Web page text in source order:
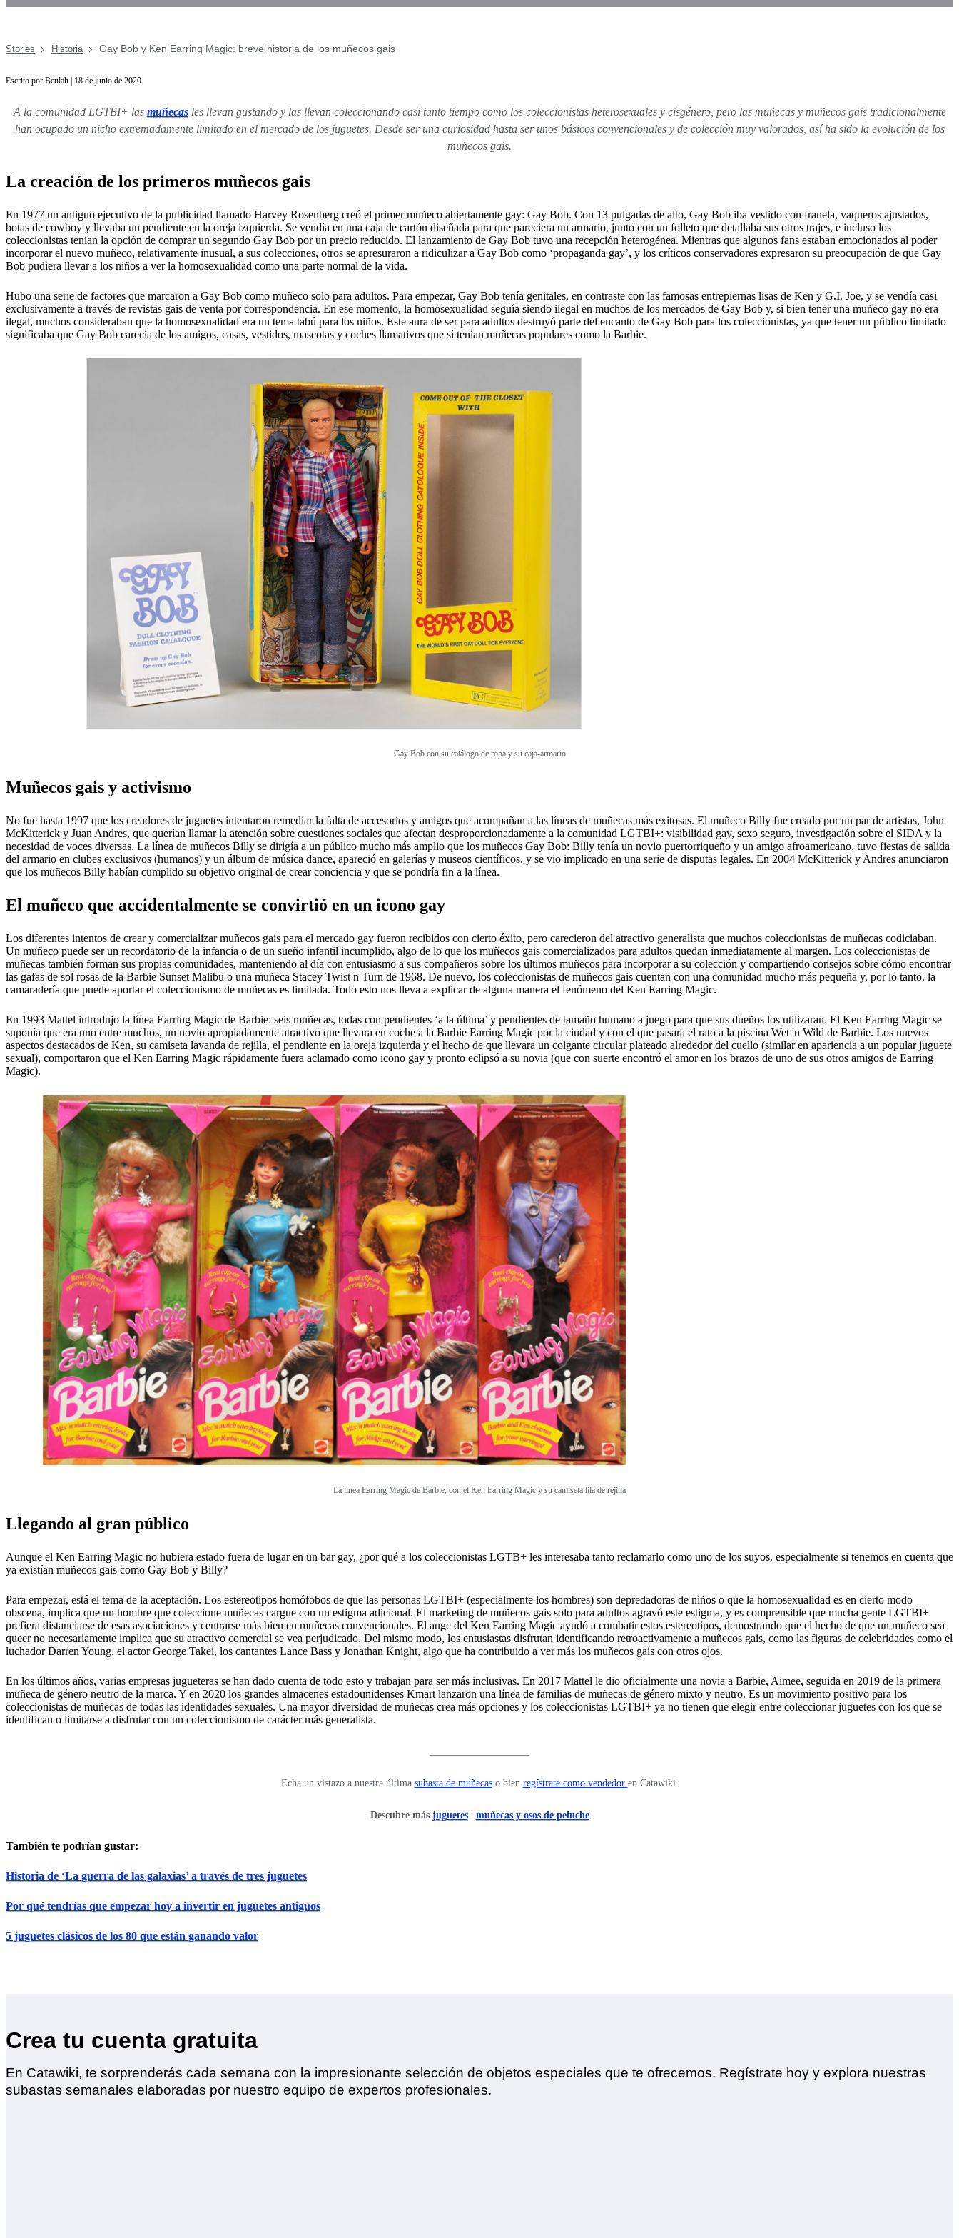
Stories Historia Gay Bob y Ken Earring Magic: breve historia de los muñecos gais
Escrito por Beulah | 18 de junio de 2020
A la comunidad LGTBI+ las muñecasles llevan gustando y las llevan coleccionando casi tanto tiempo como los coleccionistas heterosexuales y cisgénero, pero las muñecas y muñecos gais tradicionalmente
han ocupado un nicho extremadamente limitado en el mercado de los juguetes. Desde ser una curiosidad hasta ser unos básicos convencionales y de colección muy valorados, así ha sido la evolución de los
muñecos gais.
La creación de los primeros muñecos gais
En 1977 un antiguo ejecutivo de la publicidad llamado Harvey Rosenberg creó el primer muñeco abiertamente gay: Gay Bob. Con 13 pulgadas de alto, Gay Bob iba vestido con franela, vaqueros ajustados,
botas de cowboy y llevaba un pendiente en la oreja izquierda. Se vendía en una caja de cartón diseñada para que pareciera un armario, junto con un folleto que detallaba sus otros trajes, e incluso los
coleccionistas tenían la opción de comprar un segundo Gay Bob por un precio reducido. El lanzamiento de Gay Bob tuvo una recepción heterogénea. Mientras que algunos fans estaban emocionados al poder
incorporar el nuevo muñeco, relativamente inusual, a sus colecciones, otros se apresuraron a ridiculizar a Gay Bob como ‘propaganda gay’, y los críticos conservadores expresaron su preocupación de que Gay
Bob pudiera llevar a los niños a ver la homosexualidad como una parte normal de la vida.
Hubo una serie de factores que marcaron a Gay Bob como muñeco solo para adultos. Para empezar, Gay Bob tenía genitales, en contraste con las famosas entrepiernas lisas de Ken y G.I. Joe, y se vendía casi
exclusivamente a través de revistas gais de venta por correspondencia. En ese momento, la homosexualidad seguía siendo ilegal en muchos de los mercados de Gay Bob y, si bien tener una muñeco gay no era
ilegal, muchos consideraban que la homosexualidad era un tema tabú para los niños. Este aura de ser para adultos destruyó parte del encanto de Gay Bob para los coleccionistas, ya que tener un público limitado
significaba que Gay Bob carecía de los amigos, casas, vestidos, mascotas y coches llamativos que sí tenían muñecas populares como la Barbie.
Gay Bob con su catálogo de ropa y su caja-armario
Muñecos gais y activismo
No fue hasta 1997 que los creadores de juguetes intentaron remediar la falta de accesorios y amigos que acompañan a las líneas de muñecas más exitosas. El muñeco Billy fue creado por un par de artistas, John
McKitterick y Juan Andres, que querían llamar la atención sobre cuestiones sociales que afectan desproporcionadamente a la comunidad LGTBI+: visibilidad gay, sexo seguro, investigación sobre el SIDA y la
necesidad de voces diversas. La línea de muñecos Billy se dirigía a un público mucho más amplio que los muñecos Gay Bob: Billy tenía un novio puertorriqueño y un amigo afroamericano, tuvo fiestas de salida
del armario en clubes exclusivos (humanos) y un álbum de música dance, apareció en galerías y museos científicos, y se vio implicado en una serie de disputas legales. En 2004 McKitterick y Andres anunciaron
que los muñecos Billy habían cumplido su objetivo original de crear conciencia y que se pondría fin a la línea.
El muñeco que accidentalmente se convirtió en un icono gay
Los diferentes intentos de crear y comercializar muñecos gais para el mercado gay fueron recibidos con cierto éxito, pero carecieron del atractivo generalista que muchos coleccionistas de muñecas codiciaban.
Un muñeco puede ser un recordatorio de la infancia o de un sueño infantil incumplido, algo de lo que los muñecos gais comercializados para adultos quedan inmediatamente al margen. Los coleccionistas de
muñecas también forman sus propias comunidades, manteniendo al día con entusiasmo a sus compañeros sobre los últimos muñecos para incorporar a su colección y compartiendo consejos sobre cómo encontrar
las gafas de sol rosas de la Barbie Sunset Malibu o una muñeca Stacey Twist n Turn de 1968. De nuevo, los coleccionistas de muñecos gais cuentan con una comunidad mucho más pequeña y, por lo tanto, la
camaradería que puede aportar el coleccionismo de muñecas es limitada. Todo esto nos lleva a explicar de alguna manera el fenómeno del Ken Earring Magic.
En 1993 Mattel introdujo la línea Earring Magic de Barbie: seis muñecas, todas con pendientes ‘a la última’ y pendientes de tamaño humano a juego para que sus dueños los utilizaran. El Ken Earring Magic se
suponía que era uno entre muchos, un novio apropiadamente atractivo que llevara en coche a la Barbie Earring Magic por la ciudad y con el que pasara el rato a la piscina Wet 'n Wild de Barbie. Los nuevos
aspectos destacados de Ken, su camiseta lavanda de rejilla, el pendiente en la oreja izquierda y el hecho de que llevara un colgante circular plateado alrededor del cuello (similar en apariencia a un popular juguete
sexual), comportaron que el Ken Earring Magic rápidamente fuera aclamado como icono gay y pronto eclipsó a su novia (que con suerte encontró el amor en los brazos de uno de sus otros amigos de Earring
Magic).
La línea Earring Magic de Barbie, con el Ken Earring Magic y su camiseta lila de rejilla
Llegando al gran público
Aunque el Ken Earring Magic no hubiera estado fuera de lugar en un bar gay, ¿por qué a los coleccionistas LGTB+ les interesaba tanto reclamarlo como uno de los suyos, especialmente si tenemos en cuenta que
ya existían muñecos gais como Gay Bob y Billy?
Para empezar, está el tema de la aceptación. Los estereotipos homófobos de que las personas LGTBI+ (especialmente los hombres) son depredadoras de niños o que la homosexualidad es en cierto modo
obscena, implica que un hombre que coleccione muñecas cargue con un estigma adicional. El marketing de muñecos gais solo para adultos agravó este estigma, y es comprensible que mucha gente LGTBI+
prefiera distanciarse de esas asociaciones y centrarse más bien en muñecas convencionales. El auge del Ken Earring Magic ayudó a combatir estos estereotipos, demostrando que el hecho de que un muñeco sea
queer no necesariamente implica que su atractivo comercial se vea perjudicado. Del mismo modo, los entusiastas disfrutan identificando retroactivamente a muñecos gais, como las figuras de celebridades como el
luchador Darren Young, el actor George Takei, los cantantes Lance Bass y Jonathan Knight, algo que ha contribuido a ver más los muñecos gais con otros ojos.
En los últimos años, varias empresas jugueteras se han dado cuenta de todo esto y trabajan para ser más inclusivas. En 2017 Mattel le dio oficialmente una novia a Barbie, Aimee, seguida en 2019 de la primera
muñeca de género neutro de la marca. Y en 2020 los grandes almacenes estadounidenses Kmart lanzaron una línea de familias de muñecas de género mixto y neutro. Es un movimiento positivo para los
coleccionistas de muñecas de todas las identidades sexuales. Una mayor diversidad de muñecas crea más opciones y los coleccionistas LGTBI+ ya no tienen que elegir entre coleccionar juguetes con los que se
identifican o limitarse a disfrutar con un coleccionismo de carácter más generalista.
Echa un vistazo a nuestra última subasta de muñecaso bien regístrate como vendedor en Catawiki.
Descubre más juguetes| muñecas y osos de peluche
También te podrían gustar:
Historia de ‘La guerra de las galaxias’ a través de tres juguetes
Por qué tendrías que empezar hoy a invertir en juguetes antiguos
5 juguetes clásicos de los 80 que están ganando valor
Crea tu cuenta gratuita
En Catawiki, te sorprenderás cada semana con la impresionante selección de objetos especiales que te ofrecemos. Regístrate hoy y explora nuestras
subastas semanales elaboradas por nuestro equipo de expertos profesionales.